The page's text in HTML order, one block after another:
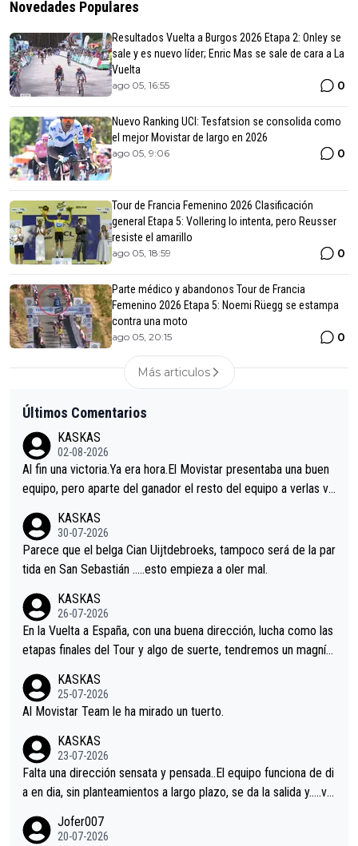
Novedades Populares
Resultados Vuelta a Burgos 2026 Etapa 2: Onley se
sale y es nuevo líder; Enric Mas se sale de cara a La
Vuelta
ago 05, 16:55 0
Nuevo Ranking UCI: Tesfatsion se consolida como
el mejor Movistar de largo en 2026
ago 05, 9:06 0
Tour de Francia Femenino 2026 Clasificación
general Etapa 5: Vollering lo intenta, pero Reusser
resiste el amarillo
ago 05, 18:59 0
Parte médico y abandonos Tour de Francia
Femenino 2026 Etapa 5: Noemi Rüegg se estampa
contra una moto
ago 05, 20:15 0
Más articulos
Últimos Comentarios
KASKAS
02-08-2026
Al fin una victoria.Ya era hora.El Movistar presentaba una buen
equipo, pero aparte del ganador el resto del equipo a verlas ve
s.La única buena noticia es la mejoría de Enric Más en San Seb
astian.Si en la Vuelta a Burgos sigue la mejoría, podríamos ten
er alguna sorpresa en la Vuelta.Ojalá.
KASKAS
30-07-2026
Parece que el belga Cian Uijtdebroeks, tampoco será de la par
tida en San Sebastián …..esto empieza a oler mal.
KASKAS
26-07-2026
En la Vuelta a España, con una buena dirección, lucha como las
etapas finales del Tour y algo de suerte, tendremos un magnífi
KASKAS
25-07-2026
Al Movistar Team le ha mirado un tuerto.
KASKAS
23-07-2026
Falta una dirección sensata y pensada..El equipo funciona de di
a en dia, sin planteamientos a largo plazo, se da la salida y…..ve
Minguez, Velez etc etc.Me da pena vivir estos momentos tan
Jofer007
20-07-2026